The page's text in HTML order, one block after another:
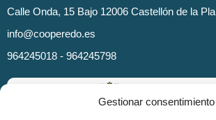
Gestionar consentimiento
Calle Onda, 15 Bajo 12006 Castellón de la
info@cooperedo.es
964245018 - 964245798